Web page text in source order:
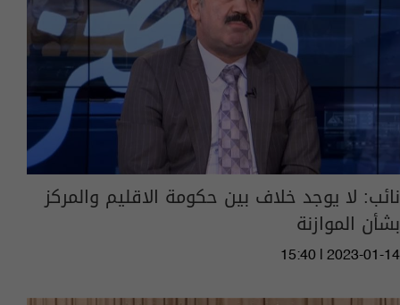
نائب: لا يوجد خلاف بين حكومة الاقليم والمركز
بشأن الموازنة
15:40 | 2023-01-14